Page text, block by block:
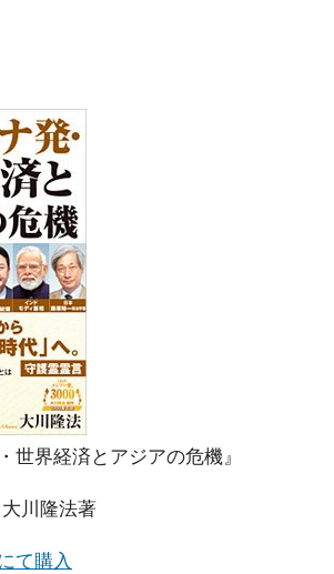
世界経済とアジアの危機』
川隆法著
て購入